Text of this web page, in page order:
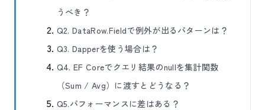
うべき？
Q2. DataRow.Fieldで例外が出るパターンは？
Q3. Dapperを使う場合は？
Q4. EF Coreでクエリ結果のnullを集計関数
（Sum / Avg）に渡すとどうなる？
Q5.パフォーマンスに差はある？